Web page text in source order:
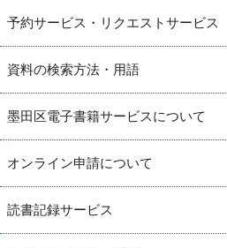
予約サービス・リクエストサービス
資料の検索方法・用語
墨田区電子書籍サービスについて
オンライン申請について
読書記録サービス